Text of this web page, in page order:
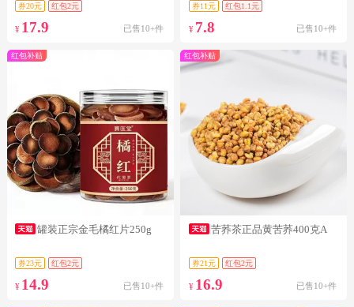
券20元 红包2元
¥ 17.9 已售10+件
券11元 红包1.1元
¥ 7.8 已售10+件
红包补贴
罐装正宗金毛橘红片250g
券23元 红包2元
¥ 14.9 已售10+件
红包补贴
苦荞茶正品黄苦荞400克A
券21元 红包2元
¥ 16.9 已售10+件